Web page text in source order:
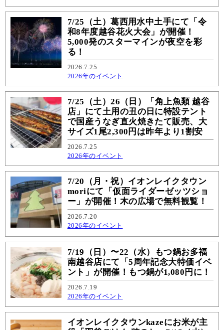
7/25（土）葛西用水中土手にて「令
和8年度越谷花火大会」が開催！
5,000発のスターマインが夜空を彩
る！
2026.7.25
2026年のイベント
7/25（土）26（日）「角上魚類 越谷
店」にて土用の丑の日に特設テント
で国産うなぎ直火焼きたて販売、大
サイズ1尾2,300円は昨年より1割安
2026.7.25
2026年のイベント
7/20（月・祝）イオンレイクタウン
moriにて「仮面ライダーゼッツショ
ー」が開催！木の広場で無料観覧！
2026.7.20
2026年のイベント
7/19（日）〜22（水）もつ鍋お多福
南越谷店にて「5周年記念大特価イベ
ント」が開催！もつ鍋が1,080円に！
2026.7.19
2026年のイベント
イオンレイクタウンkazeにお米が主